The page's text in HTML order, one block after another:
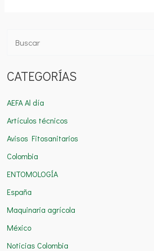
s
a
r
p
o
r
:
CATEGORÍAS
AEFA Al día
Artículos técnicos
Avisos Fitosanitarios
Colombia
ENTOMOLOGÍA
España
Maquinaria agrícola
México
Noticias Colombia